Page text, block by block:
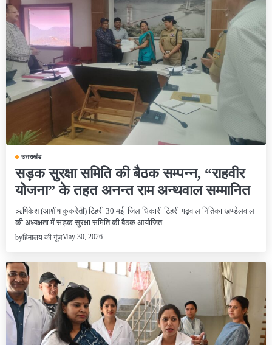
उत्तराखंड
सड़क सुरक्षा समिति की बैठक सम्पन्न, “राहवीर
योजना” के तहत अनन्त राम अन्थवाल सम्मानित
ऋषिकेश (आशीष कुकरेती) टिहरी 30 मई जिलाधिकारी टिहरी गढ़वाल नितिका खण्डेलवाल
की अध्यक्षता में सड़क सुरक्षा समिति की बैठक आयोजित…
byहिमालय की गूंजMay 30, 2026